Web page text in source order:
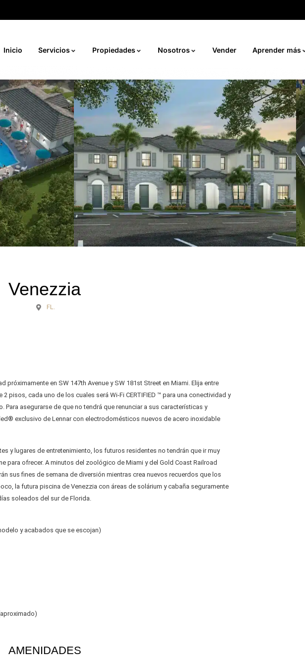
Inicio Servicios Propiedades Nosotros Vender Aprender más
Venezzia
FL.
próximamente en SW 147th Avenue y SW 181st Street en Miami. Elija entre
pisos, cada uno de los cuales será Wi-Fi CERTIFIED ™ para una conectividad y
Para asegurarse de que no tendrá que renunciar a sus características y
exclusivo de Lennar con electrodomésticos nuevos de acero inoxidable
y lugares de entretenimiento, los futuros residentes no tendrán que ir muy
para ofrecer. A minutos del zoológico de Miami y del Gold Coast Railroad
sus fines de semana de diversión mientras crea nuevos recuerdos que los
la futura piscina de Venezzia con áreas de solárium y cabaña seguramente
soleados del sur de Florida.
y acabados que se escojan)
AMENIDADES